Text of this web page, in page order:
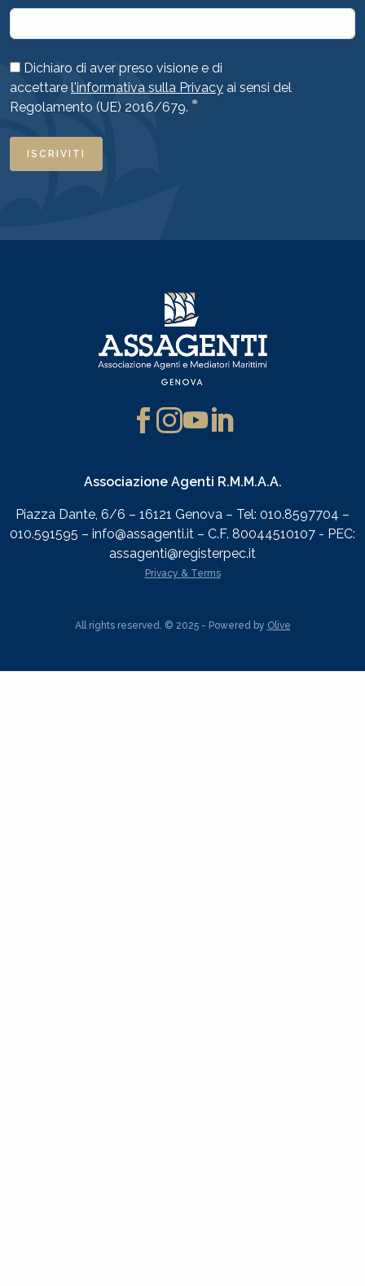
Dichiaro di aver preso visione e di
accettare l'informativa sulla Privacy ai sensi del
Regolamento (UE) 2016/679. *
ISCRIVITI
Associazione Agenti R.M.M.A.A.
Piazza Dante, 6/6 – 16121 Genova – Tel: 010.8597704 –
010.591595 – info@assagenti.it – C.F. 80044510107 - PEC:
assagenti@registerpec.it
Privacy & Terms
All rights reserved. © 2025 - Powered by Olive